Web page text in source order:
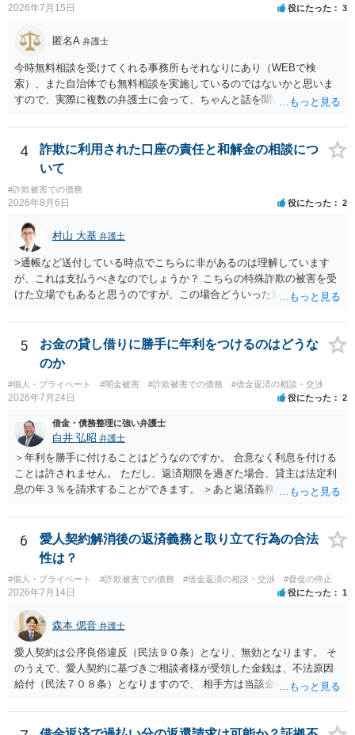
2026年7月15日 役にたった 3
匿名A 弁護士
今時無料相談を受けてくれる事務所もそれなりにあり（WEBで検
索）、また自治体でも無料相談を実施しているのではないかと思いま
すので、実際に複数の弁護士に会って、ちゃんと話を聞いてくれる
はそもそも事案を把握できていないようですので、御相談の案件につ
いては弁護士として能力不足なのかもしれません。相手にしない方が
良いと思います。ただ、仮想通貨詐欺の被害回復は現実的には難しい
4
詐欺に利用された口座の責任と和解金の相談につ
いて
#詐欺被害での債務
2026年8月6日 役にたった 2
村山 大基 弁護士
>通帳など送付している時点でこちらに非があるのは理解しています
が、これは支払うべきなのでしょうか？ こちらの特殊詐欺の被害を受
けた立場でもあると思うのですが、この場合どういった対処が必要で
がいいとは思います。 そもそも、特殊詐欺関係なく旦那さんの行為
は法に触れる可能性もあります。 ＞100万を支払わず穏便に和解する
ことは可能でしょうか？ →一般的には難しいです。相談者さんも１０
０万円の被害を受けたとして、１円も払わないで和解したいと言われ
たら、 できるだけ重い刑罰を与えて欲しい、と思われるのではない
でしょうか。 ＞弁護士さんに入ってもらうことで支払額が下がること
はありますか？ そこはあり得ます、ただ、弁護士費用かけるならその
分賠償に回すことも考えられるので、 兼ね合いは考えてみましょう。
5
お金の貸し借りに勝手に年利をつけるのはどうな
のか
#個人・プライベート #闇金被害 #詐欺被害での債務 #借金返済の相談・交渉
2026年7月24日 役にたった 2
借金・債務整理に強い弁護士
白井 弘昭 弁護士
＞年利を勝手に付けることはどうなのですか。 合意なく利息を付ける
ことは許されません。 ただし、返済期限を過ぎた場合、貸主は法定利
息の年３％を請求することができます。 ＞あと返済義務はありますか
りたお金は返さなければいけませんし、勝手につけた利息は返済不要
です。 以上、ご参考まで。
6
愛人契約解消後の返済義務と取り立て行為の合法
性は？
#個人・プライベート #詐欺被害での債務 #借金返済の相談・交渉 #督促の停止
2026年7月14日 役にたった 1
森本 偲音 弁護士
愛人契約は公序良俗違反（民法９０条）となり、無効となります。 そ
のうえで、愛人契約に基づきご相談者様が受領した金銭は、不法原因
給付（民法７０８条）となりますので、 相手方は当該金銭の返還請求